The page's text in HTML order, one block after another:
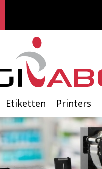
Etiketten Printers